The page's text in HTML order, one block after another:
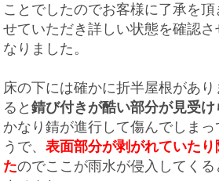
ことでしたのでお客様に了承を
せていただき詳しい状態を確認
なりました。
床の下には確かに折半屋根があ
ると錆び付きが酷い部分が見受
かなり錆が進行して傷んでしまっ
うで、表面部分が剥がれていた
たのでここが雨水が侵入してくる